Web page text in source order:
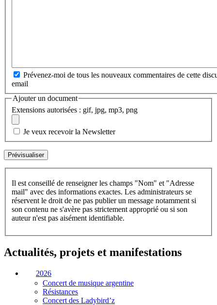
Prévenez-moi de tous les nouveaux commentaires de cette
email
Ajouter un document
Extensions autorisées : gif, jpg, mp3, png
Je veux recevoir la Newsletter
Il est conseillé de renseigner les champs "Nom" et "Adresse
mail" avec des informations exactes. Les administrateurs se
réservent le droit de ne pas publier un message notamment si
son contenu ne s'avère pas strictement approprié ou si son
auteur n'est pas aisément identifiable.
Actualités, projets et manifestations
2026
Concert de musique argentine
Résistances
Concert des Ladybird’z